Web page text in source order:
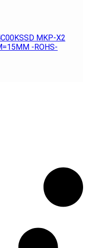
MKP-X2
-ROHS-